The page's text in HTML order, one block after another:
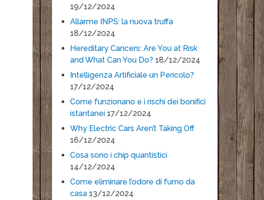
19/12/2024
Allarme INPS: la nuova truffa
18/12/2024
Hereditary Cancers: Are You at Risk
and What Can You Do? 18/12/2024
Intelligenza Artificiale un Pericolo?
17/12/2024
Come funzionano e i rischi dei bonifici
istantanei 17/12/2024
Why Electric Cars Aren’t Taking Off
16/12/2024
Cosa sono i chip quantistici
14/12/2024
Come eliminare l’odore di fumo da
casa 13/12/2024